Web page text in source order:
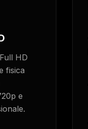
HD
fisica
e